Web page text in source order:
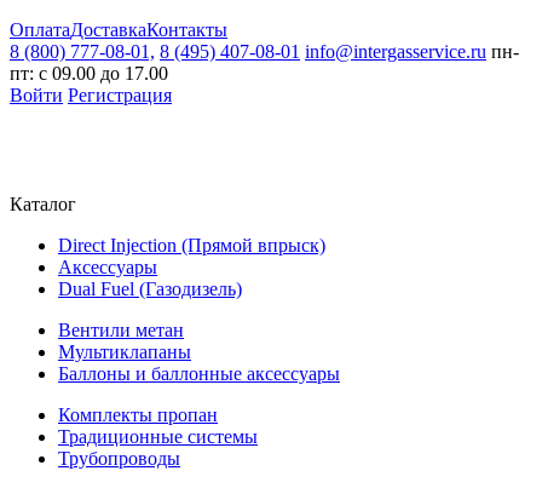
ОплатаДоставкаКонтакты
8 (800) 777-08-01, 8 (495) 407-08-01 info@intergasservice.ru пн-
пт: с 09.00 до 17.00
Войти Регистрация
Каталог
Direct Injection (Прямой впрыск)
Аксессуары
Dual Fuel (Газодизель)
Вентили метан
Мультиклапаны
Баллоны и баллонные аксессуары
Комплекты пропан
Традиционные системы
Трубопроводы